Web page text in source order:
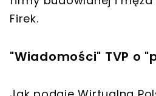
Firek.
"Wiadomości" TVP o